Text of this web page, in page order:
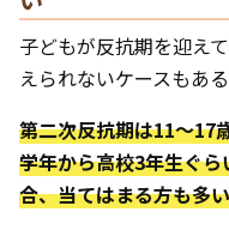
子どもが反抗期を迎え
えられないケースもある
第二次反抗期は11～17
学年から高校3年生ぐ
合、当てはまる方も多